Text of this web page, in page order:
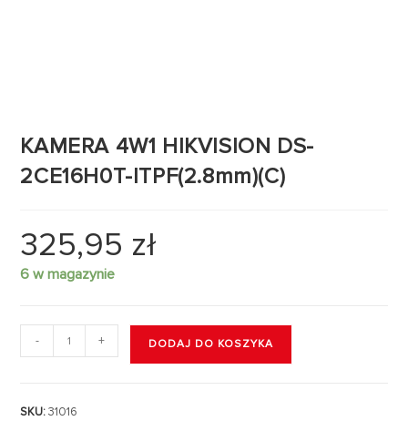
KAMERA 4W1 HIKVISION DS-
2CE16H0T-ITPF(2.8mm)(C)
325,95 zł
6 w magazynie
- + DODAJ DO KOSZYKA
SKU:31016